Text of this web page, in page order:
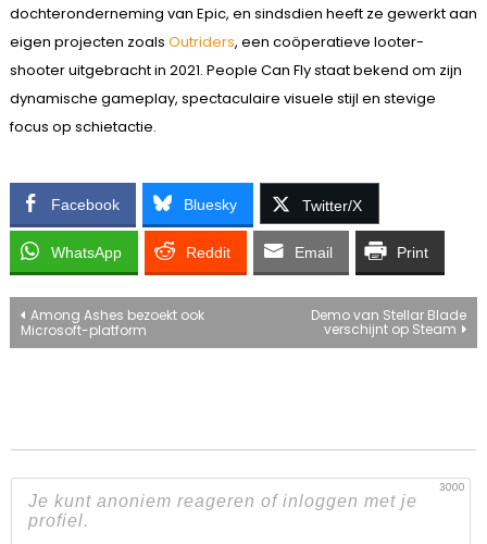
dochteronderneming van Epic, en sindsdien heeft ze gewerkt aan
eigen projecten zoals Outriders, een coöperatieve looter-
shooter uitgebracht in 2021. People Can Fly staat bekend om zijn
dynamische gameplay, spectaculaire visuele stijl en stevige
focus op schietactie.
Facebook Bluesky Twitter/X
WhatsApp Reddit Email Print
Bericht
Among Ashes bezoekt ook
Microsoft-platform
Demo van Stellar Blade
verschijnt op Steam
3000